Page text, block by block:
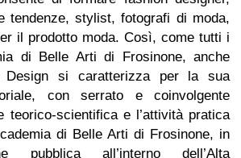
tendenze, stylist, fotografi di moda,
il prodotto moda. Così, come tutti i
di Belle Arti di Frosinone, anche
Design si caratterizza per la sua
con serrato e coinvolgente
teorico-scientifica e l’attività pratica
di Belle Arti di Frosinone, in
pubblica all’interno dell’Alta